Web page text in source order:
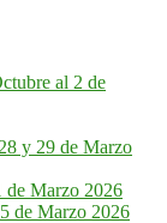
al 2 de
y 29 de Marzo
de Marzo 2026
de Marzo 2026